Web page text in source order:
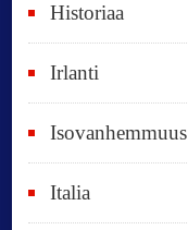
u
o
e
t
,
Historiaa
Irlanti
Isovanhemmuus
Italia